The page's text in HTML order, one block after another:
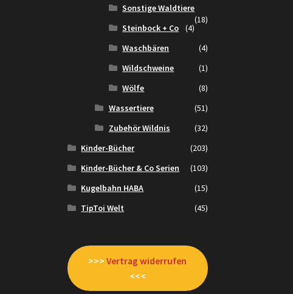
Sonstige Waldtiere
(18)
Steinbock + Co
(4)
Waschbären
(4)
Wildschweine
(1)
Wölfe
(8)
Wassertiere
(51)
Zubehör Wildnis
(32)
Kinder-Bücher
(203)
Kinder-Bücher & Co Serien
(103)
Kugelbahn HABA
(15)
TipToi Welt
(45)
>>>Vertrag widerrufen
<<<